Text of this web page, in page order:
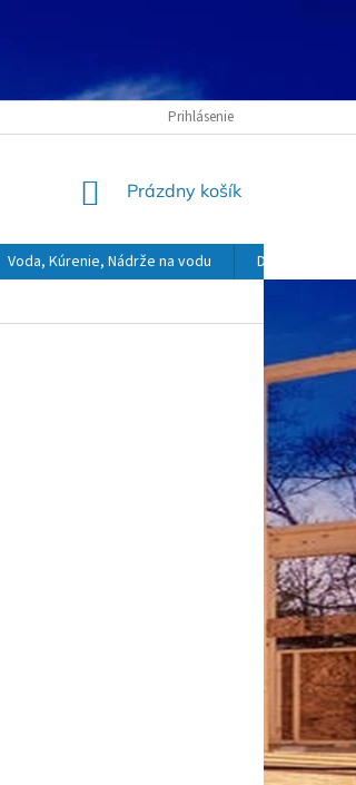
OBCHODNÉ PODMIENKYPrihlásenie
NÁKUPNÝ
Prázdny košík
Voda, Kúrenie, Nádrže na vodu
Dekoračný a